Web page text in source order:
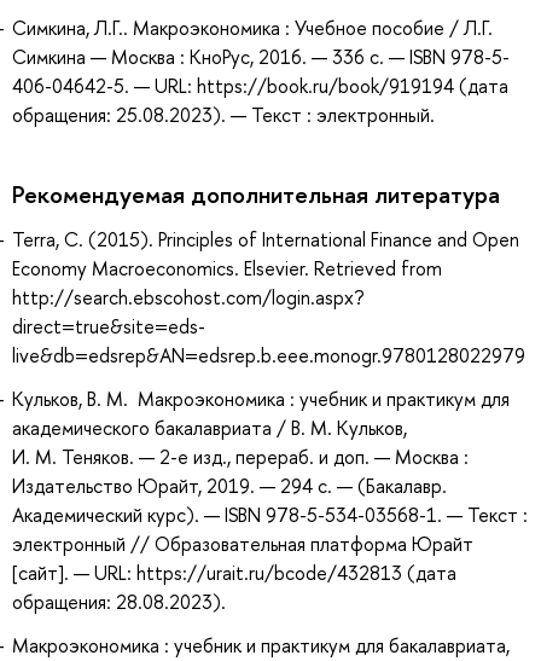
Симкина, Л.Г.. Макроэкономика : Учебное пособие / Л.Г.
Симкина — Москва : КноРус, 2016. — 336 с. — ISBN 978-5-
406-04642-5. — URL: https://book.ru/book/919194 (дата
обращения: 25.08.2023). — Текст : электронный.
Рекомендуемая дополнительная литература
Terra, C. (2015). Principles of International Finance and Open
Economy Macroeconomics. Elsevier. Retrieved from
http://search.ebscohost.com/login.aspx?
direct=true&site=eds-
live&db=edsrep&AN=edsrep.b.eee.monogr.9780128022979
Кульков, В. М. Макроэкономика : учебник и практикум для
академического бакалавриата / В. М. Кульков,
И. М. Теняков. — 2-е изд., перераб. и доп. — Москва :
Издательство Юрайт, 2019. — 294 с. — (Бакалавр.
Академический курс). — ISBN 978-5-534-03568-1. — Текст :
электронный // Образовательная платформа Юрайт
[сайт]. — URL: https://urait.ru/bcode/432813 (дата
обращения: 28.08.2023).
Макроэкономика : учебник и практикум для бакалавриата,